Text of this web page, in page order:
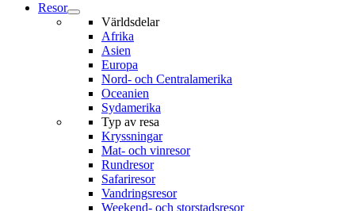
Resor
Världsdelar
Afrika
Asien
Europa
Nord- och Centralamerika
Oceanien
Sydamerika
Typ av resa
Kryssningar
Mat- och vinresor
Rundresor
Safariresor
Vandringsresor
Weekend- och storstadsresor